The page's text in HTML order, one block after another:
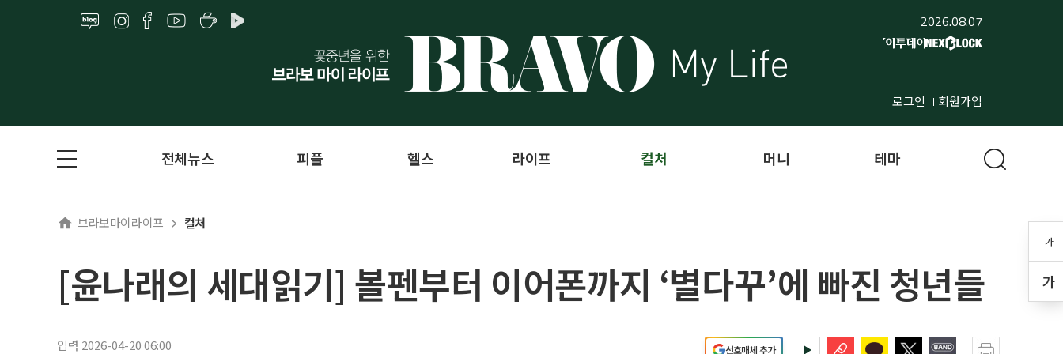
2026.08.07
로그인 회원가입
가
가
전체뉴스 피플 헬스 라이프 컬처 머니 테마
브라보마이라이프 컬처
[윤나래의 세대읽기] 볼펜부터 이어폰까지 ‘별다꾸’에 빠진 청년들
입력 2026-04-20 06:00 선호매체 추가